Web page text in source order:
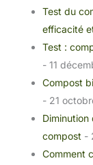
Test du
efficacité
Test :
- 11
Compost
- 21
Diminution
compost -
Comment